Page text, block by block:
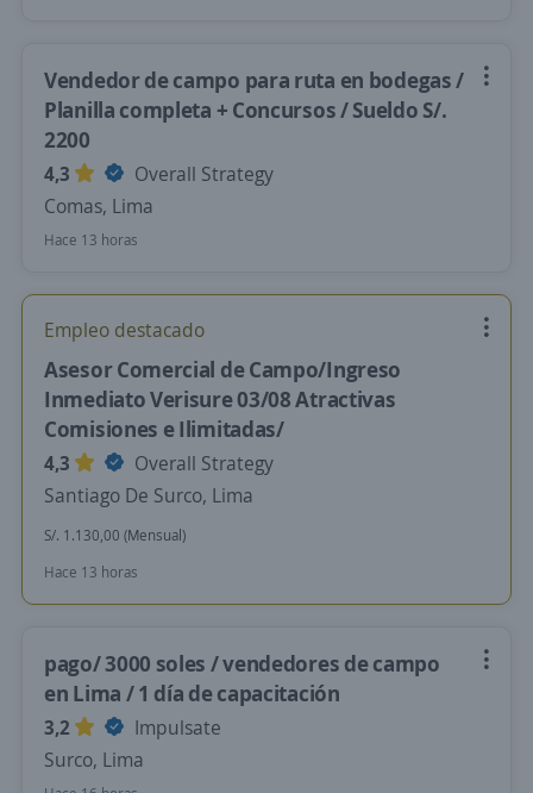
Vendedor de campo para ruta en bodegas /
Planilla completa + Concursos / Sueldo S/.
2200
4,3
Overall Strategy
Comas, Lima
Hace 13 horas
Empleo destacado
Asesor Comercial de Campo/Ingreso
Inmediato Verisure 03/08 Atractivas
Comisiones e Ilimitadas/
4,3
Overall Strategy
Santiago De Surco, Lima
S/. 1.130,00 (Mensual)
Hace 13 horas
pago/ 3000 soles / vendedores de campo
en Lima / 1 día de capacitación
3,2
Impulsate
Surco, Lima